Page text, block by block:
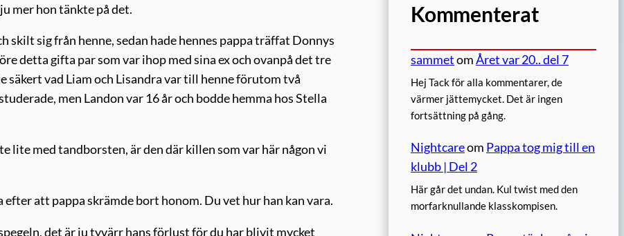
mer hon tänkte på det.
skilt sig från henne, sedan hade hennes pappa träffat Donnys
detta gifta par som var ihop med sina ex och ovanpå det tre
säkert vad Liam och Lisandra var till henne förutom två
men Landon var 16 år och bodde hemma hos Stella
lite med tandborsten, är den där killen som var här någon vi
att pappa skrämde bort honom. Du vet hur han kan vara.
det är ju tyvärr hans förlust för du har blivit mycket
Kommenterat
sammetomÅret var 20.. del 7
Hej Tack för alla kommentarer, de
värmer jättemycket. Det är ingen
fortsättning på gång.
Nightcareom Pappa tog mig till en
klubb | Del 2
Här går det undan. Kul twist med den
morfarknullande klasskompisen.